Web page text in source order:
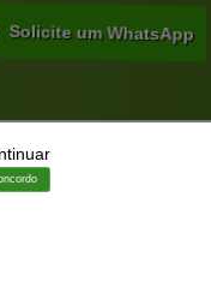
Solicite um WhatsApp